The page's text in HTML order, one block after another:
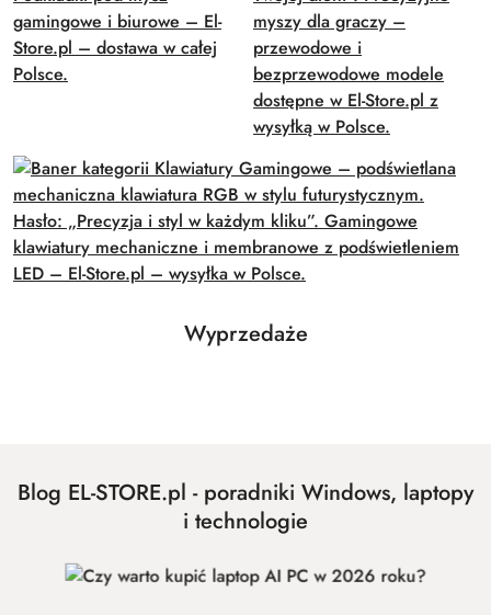
Pomiń karuzelę produktów
Produkty
Wyprzedaże
Blog EL-STORE.pl - poradniki Windows, laptopy
i technologie